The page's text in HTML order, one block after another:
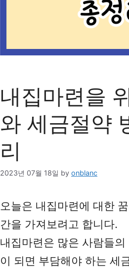
내집마련을
와 세금절약
리
2023년 07월 18일 by onblanc
오늘은 내집마련에 대한
간을 가져보려고 합니다.
내집마련은 많은 사람들
이 되면 부담해야 하는 세